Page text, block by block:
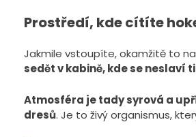
Prostředí, kde cítíte
Jakmile vstoupíte, okamžitě to
sedět v kabině, kde se
Atmosféra je tady syrová a
dresů. Je to živý organismus,